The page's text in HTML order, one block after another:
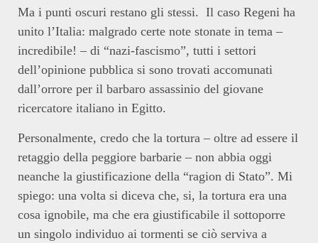
Ma i punti oscuri restano gli stessi. Il caso Regeni ha
unito l’Italia: malgrado certe note stonate in tema –
incredibile! – di “nazi-fascismo”, tutti i settori
dell’opinione pubblica si sono trovati accomunati
dall’orrore per il barbaro assassinio del giovane
ricercatore italiano in Egitto.
Personalmente, credo che la tortura – oltre ad essere il
retaggio della peggiore barbarie – non abbia oggi
neanche la giustificazione della “ragion di Stato”. Mi
spiego: una volta si diceva che, si, la tortura era una
cosa ignobile, ma che era giustificabile il sottoporre
un singolo individuo ai tormenti se ciò serviva a